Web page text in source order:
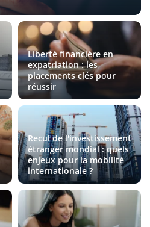
Liberté financière en
expatriation : les
placements clés pour
réussir
Recul de l'investissement
étranger mondial : quels
enjeux pour la mobilité
internationale ?